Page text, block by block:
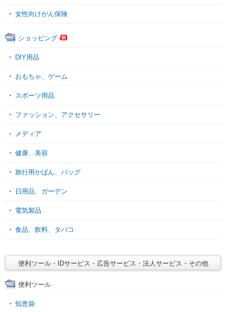
女性向けがん保険
ショッピング
DIY用品
おもちゃ、ゲーム
スポーツ用品
ファッション、アクセサリー
メディア
健康、美容
旅行用かばん、バッグ
日用品、ガーデン
電気製品
食品、飲料、タバコ
便利ツール・IDサービス・広告サービス・法人サービス・その他
便利ツール
知恵袋